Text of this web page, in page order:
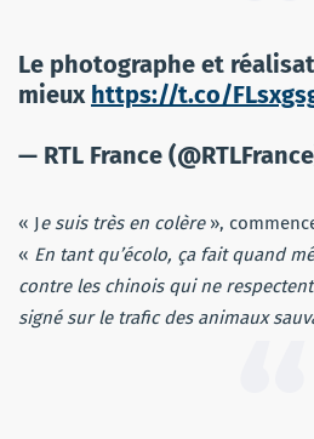
Le photographe et
mieux https://t.co/
— RTL France
« Je suis très en colère»,
« En tant qu’écolo, ça fait quand
contre les chinois qui ne
signé sur le trafic des animaux